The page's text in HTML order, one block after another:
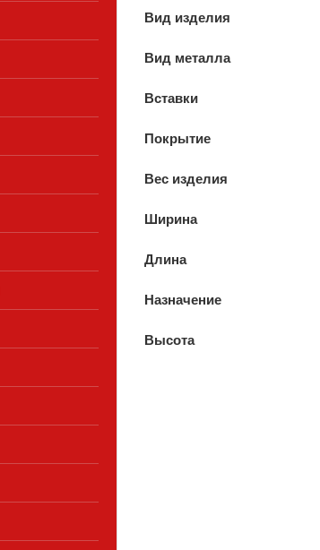
Вид изделия
Вид металла
Вставки
Покрытие
Вес изделия
Ширина
Длина
Назначение
Высота